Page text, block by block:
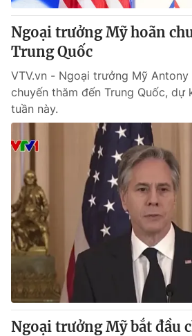
Ngoại trưởng Mỹ hoãn
Trung Quốc
VTV.vn - Ngoại trưởng Mỹ Antony
chuyến thăm đến Trung Quốc, dự
tuần này.
Ngoại trưởng Mỹ bắt đầu